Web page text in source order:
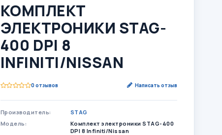
КОМПЛЕКТ
ЭЛЕКТРОНИКИ STAG-
400 DPI 8
INFINITI/NISSAN
0 отзывов Написать отзыв
Производитель:
STAG
Модель:
Комплект электроники STAG-400
DPI 8 Infiniti/Nissan